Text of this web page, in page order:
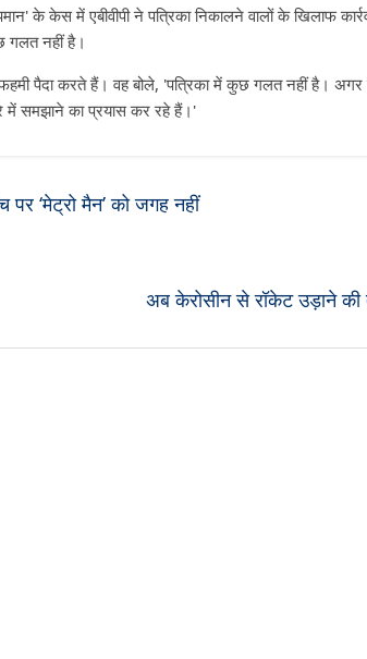
के केस में एबीवीपी ने पत्रिका निकालने वालों के खिलाफ
गलत नहीं है।
पैदा करते हैं। वह बोले, 'पत्रिका में कुछ गलत नहीं है।
में समझाने का प्रयास कर रहे हैं।'
‘मेट्रो मैन’ को जगह नहीं
अब केरोसीन से रॉकेट उड़ाने की